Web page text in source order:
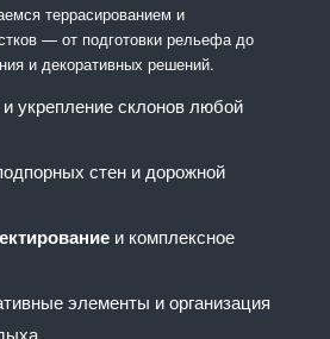
террасированием и
— от подготовки рельефа до
и декоративных решений.
и укрепление склонов любой
стен и дорожной
и комплексное
элементы и организация